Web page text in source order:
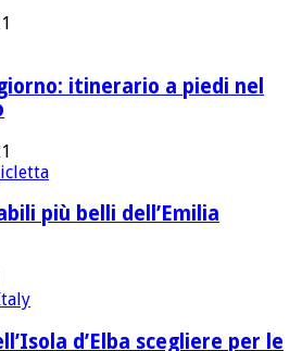
itinerario a piedi nel
più belli dell’Emilia
d’Elba scegliere per le